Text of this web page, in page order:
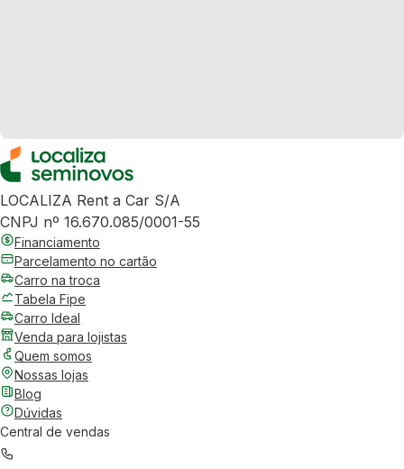
LOCALIZA Rent a Car S/A
CNPJ nº 16.670.085/0001-55
Financiamento
Parcelamento no cartão
Carro na troca
Tabela Fipe
Carro Ideal
Venda para lojistas
Quem somos
Nossas lojas
Blog
Dúvidas
Central de vendas